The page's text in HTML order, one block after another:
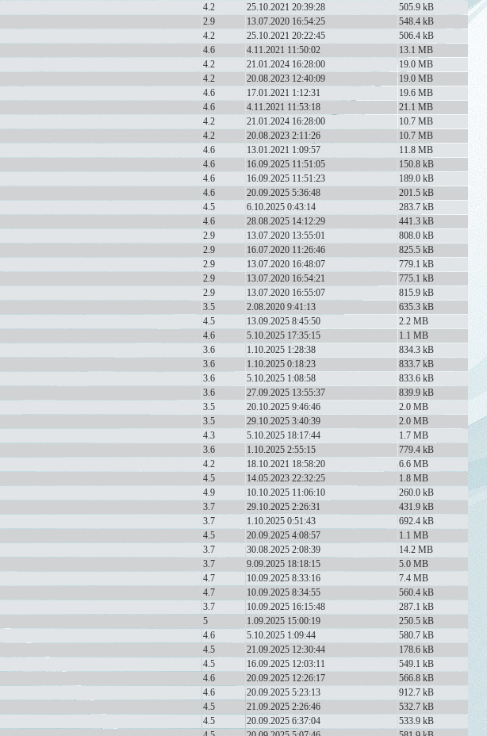
4.2 25.10.2021 20:39:28
505.9 kB
2.9 13.07.2020 16:54:25
548.4 kB
4.2 25.10.2021 20:22:45
506.4 kB
4.6 4.11.2021 11:50:02
13.1 MB
4.2 21.01.2024 16:28:00
19.0 MB
4.2 20.08.2023 12:40:09
19.0 MB
4.6 17.01.2021 1:12:31
19.6 MB
4.6 4.11.2021 11:53:18
21.1 MB
4.2 21.01.2024 16:28:00
10.7 MB
4.2 20.08.2023 2:11:26
10.7 MB
4.6 13.01.2021 1:09:57
11.8 MB
4.6 16.09.2025 11:51:05
150.8 kB
4.6 16.09.2025 11:51:23
189.0 kB
4.6 20.09.2025 5:36:48
201.5 kB
4.5 6.10.2025 0:43:14
283.7 kB
4.6 28.08.2025 14:12:29
441.3 kB
2.9 13.07.2020 13:55:01
808.0 kB
2.9 16.07.2020 11:26:46
825.5 kB
2.9 13.07.2020 16:48:07
779.1 kB
2.9 13.07.2020 16:54:21
775.1 kB
2.9 13.07.2020 16:55:07
815.9 kB
3.5 2.08.2020 9:41:13
635.3 kB
4.5 13.09.2025 8:45:50
2.2 MB
4.6 5.10.2025 17:35:15
1.1 MB
3.6 1.10.2025 1:28:38
834.3 kB
3.6 1.10.2025 0:18:23
833.7 kB
3.6 5.10.2025 1:08:58
833.6 kB
3.6 27.09.2025 13:55:37
839.9 kB
3.5 20.10.2025 9:46:46
2.0 MB
3.5 29.10.2025 3:40:39
2.0 MB
4.3 5.10.2025 18:17:44
1.7 MB
3.6 1.10.2025 2:55:15
779.4 kB
4.2 18.10.2021 18:58:20
6.6 MB
4.5 14.05.2023 22:32:25
1.8 MB
4.9 10.10.2025 11:06:10
260.0 kB
3.7 29.10.2025 2:26:31
431.9 kB
3.7 1.10.2025 0:51:43
692.4 kB
4.5 20.09.2025 4:08:57
1.1 MB
3.7 30.08.2025 2:08:39
14.2 MB
3.7 9.09.2025 18:18:15
5.0 MB
4.7 10.09.2025 8:33:16
7.4 MB
4.7 10.09.2025 8:34:55
560.4 kB
3.7 10.09.2025 16:15:48
287.1 kB
5 1.09.2025 15:00:19
250.5 kB
4.6 5.10.2025 1:09:44
580.7 kB
4.5 21.09.2025 12:30:44
178.6 kB
4.5 16.09.2025 12:03:11
549.1 kB
4.6 20.09.2025 12:26:17
566.8 kB
4.6 20.09.2025 5:23:13
912.7 kB
4.5 21.09.2025 2:26:46
532.7 kB
4.5 20.09.2025 6:37:04
533.9 kB